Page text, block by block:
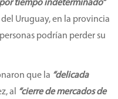
tiempo indeterminado”
Uruguay, en la provincia
podrían perder su
que la “delicada
al “cierre de mercados de